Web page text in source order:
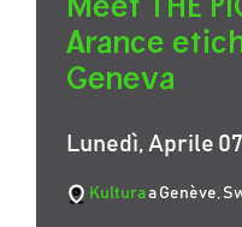
Arance
Geneva
Lunedì, Aprile
Kulturaa Genève,